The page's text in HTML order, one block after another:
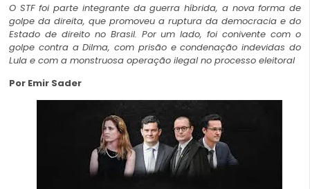
O STF foi parte integrante da guerra híbrida, a nova forma de
golpe da direita, que promoveu a ruptura da democracia e do
Estado de direito no Brasil. Por um lado, foi conivente com o
golpe contra a Dilma, com prisão e condenação indevidas do
Lula e com a monstruosa operação ilegal no processo eleitoral
Por Emir Sader